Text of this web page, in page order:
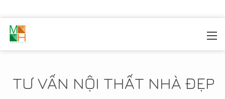
TƯ VẤN NỘI THẤT NHÀ ĐẸP